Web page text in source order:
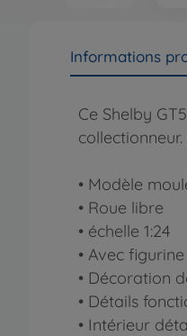
Informations
Ce Shelby
• Modèle
• Roue libre
• échelle 1:24
• Avec
• Décoration
• Détails
• Intérieur